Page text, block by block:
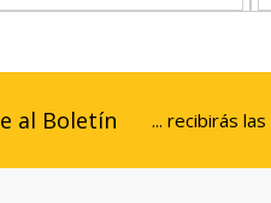
al Boletín ... recibirás